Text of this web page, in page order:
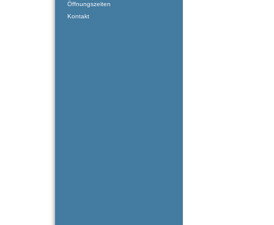
Öffnungszeiten
Kontakt